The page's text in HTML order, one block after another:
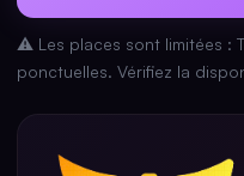
⚠️ Les places sont limitées :
ponctuelles. Vérifiez la